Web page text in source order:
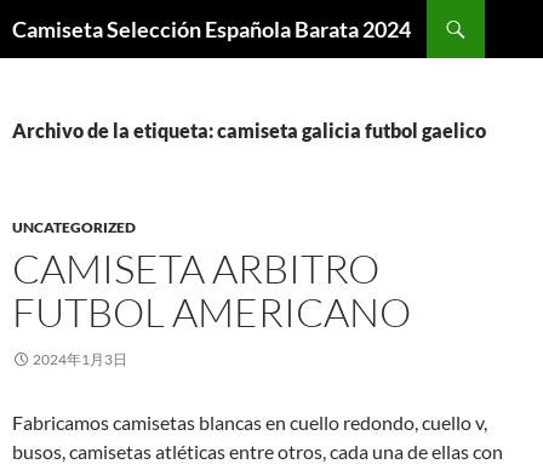
Camiseta Selección Española Barata 2024
Archivo de la etiqueta: camiseta galicia futbol gaelico
UNCATEGORIZED
CAMISETA ARBITRO
FUTBOL AMERICANO
2024年1月3日
Fabricamos camisetas blancas en cuello redondo, cuello v,
busos, camisetas atléticas entre otros, cada una de ellas con